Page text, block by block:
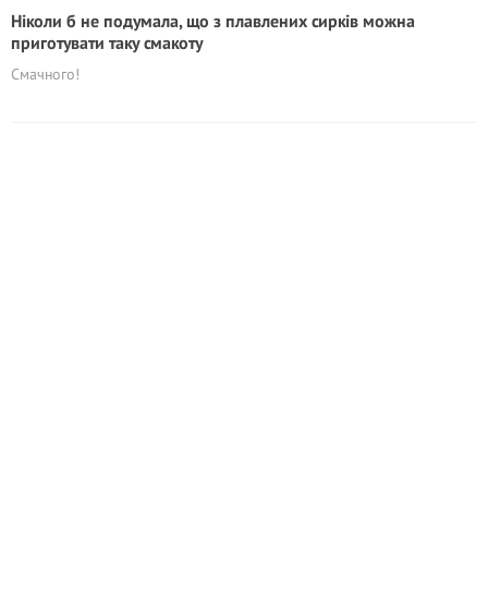
Ніколи б не подумала, що з плавлених сирків можна
приготувати таку смакоту
Смачного!